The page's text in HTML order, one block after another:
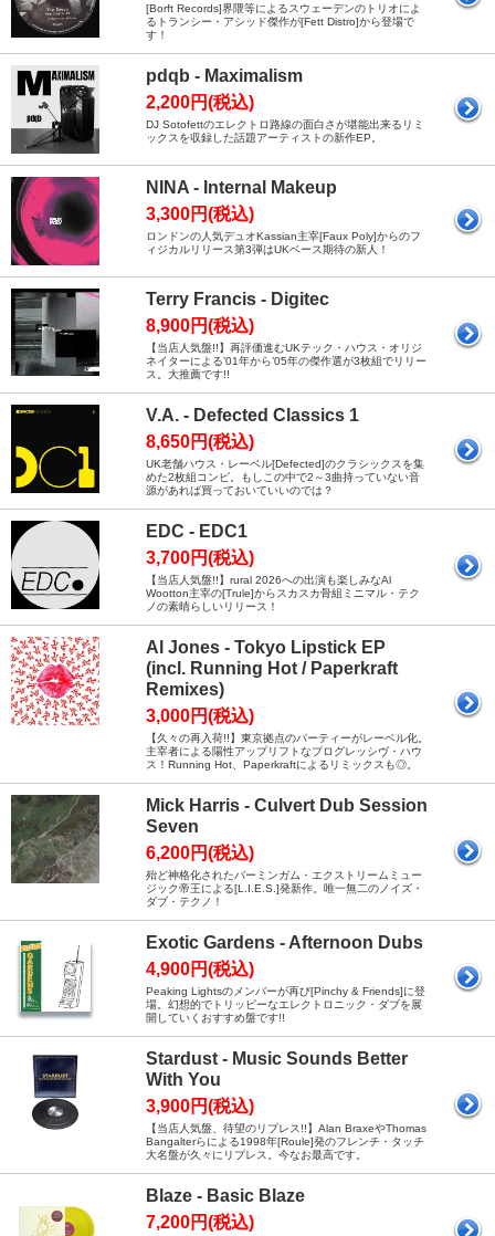
[Borft Records]界隈等によるスウェーデンのトリオによ
るトランシー・アシッド傑作が[Fett Distro]から登場で
す！
pdqb - Maximalism
2,200円(税込)
DJ Sotofettのエレクトロ路線の面白さが堪能出来るリミ
ックスを収録した話題アーティストの新作EP。
NINA - Internal Makeup
3,300円(税込)
ロンドンの人気デュオKassian主宰[Faux Poly]からのフ
ィジカルリリース第3弾はUKベース期待の新人！
Terry Francis - Digitec
8,900円(税込)
【当店人気盤!!】再評価進むUKテック・ハウス・オリジ
ネイターによる’01年から’05年の傑作選が3枚組でリリー
ス。大推薦です!!
V.A. - Defected Classics 1
8,650円(税込)
UK老舗ハウス・レーベル[Defected]のクラシックスを集
めた2枚組コンピ。もしこの中で2～3曲持っていない音
源があれば買っておいていいのでは？
EDC - EDC1
3,700円(税込)
【当店人気盤!!】rural 2026への出演も楽しみなAl
Wootton主宰の[Trule]からスカスカ骨組ミニマル・テク
ノの素晴らしいリリース！
Al Jones - Tokyo Lipstick EP
(incl. Running Hot / Paperkraft
Remixes)
3,000円(税込)
【久々の再入荷!!】東京拠点のパーティーがレーベル化。
主宰者による陽性アップリフトなプログレッシヴ・ハウ
ス！Running Hot、Paperkraftによるリミックスも◎。
Mick Harris - Culvert Dub Session
Seven
6,200円(税込)
殆ど神格化されたバーミンガム・エクストリームミュー
ジック帝王による[L.I.E.S.]発新作。唯一無二のノイズ・
ダブ・テクノ！
Exotic Gardens - Afternoon Dubs
4,900円(税込)
Peaking Lightsのメンバーが再び[Pinchy & Friends]に登
場。幻想的でトリッピーなエレクトロニック・ダブを展
開していくおすすめ盤です!!
Stardust - Music Sounds Better
With You
3,900円(税込)
【当店人気盤、待望のリプレス!!】Alan BraxeやThomas
Bangalterらによる1998年[Roule]発のフレンチ・タッチ
大名盤が久々にリプレス。今なお最高です。
Blaze - Basic Blaze
7,200円(税込)